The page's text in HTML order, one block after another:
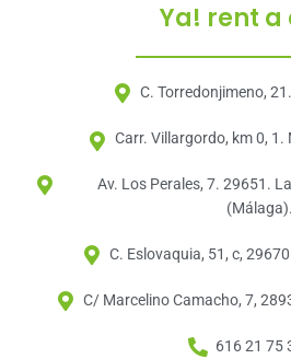
Ya! rent a
C. Torredonjimeno,
Carr. Villargordo, km 0,
Av. Los Perales, 7. 29651.
(Málaga).
C. Eslovaquia, 51, c,
C/ Marcelino Camacho, 7,
616 21 75